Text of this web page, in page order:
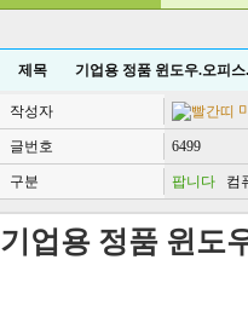
제목 기업용 정품 윈도우.오피
작성자
글번호 6499
구분 팝니다 컴
기업용 정품 윈도